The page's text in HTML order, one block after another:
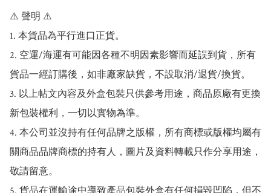
⚠️ 聲明 ⚠️
1. 本貨品為平行進口正貨。
2. 空運/海運有可能因各種不明因素影響而延誤到貨，所有
貨品一經訂購後，如非廠家缺貨，不設取消/退貨/換貨。
3. 以上帖文內容及外盒包裝只供參考用途，商品原廠有更換
新包裝權利，一切以實物為準。
4. 本公司並沒持有任何品牌之版權，所有商標或版權均屬有
關商品品牌商標的持有人，圖片及資料轉載只作分享用途，
敬請留意。